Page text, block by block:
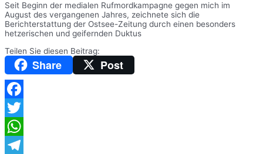
Seit Beginn der medialen Rufmordkampagne gegen mich im
August des vergangenen Jahres, zeichnete sich die
Berichterstattung der Ostsee-Zeitung durch einen besonders
hetzerischen und geifernden Duktus
Teilen Sie diesen Beitrag:
Share Post
Facebook
Twitter
WhatsApp